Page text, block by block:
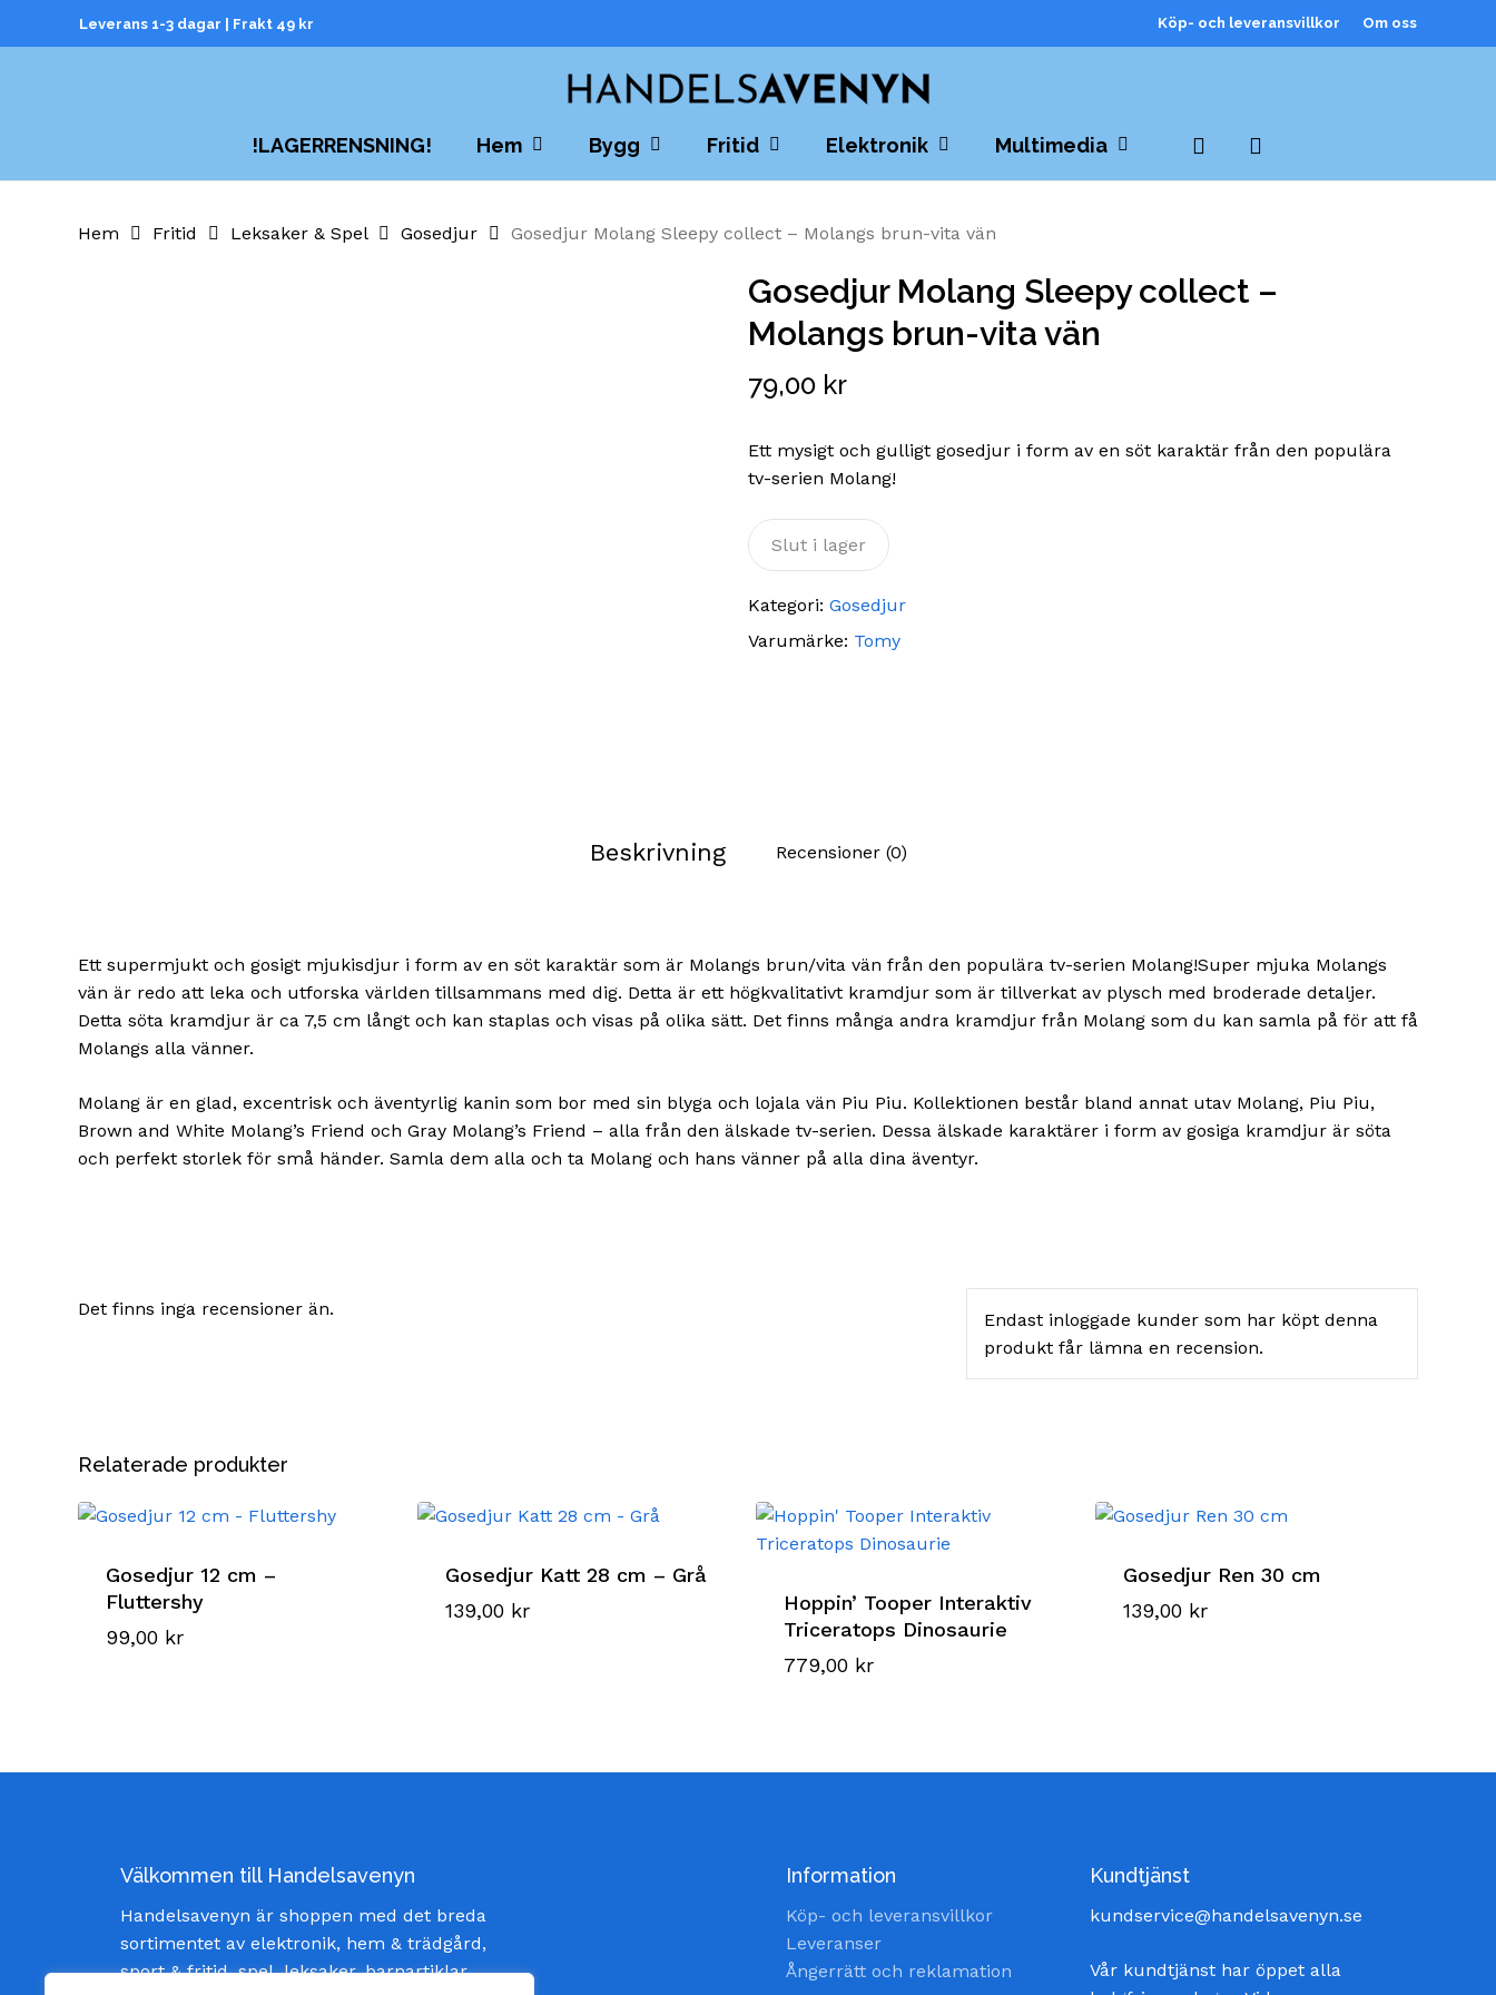
Leverans 1-3 dagar | Frakt 49 kr Köp- och leveransvillkor Om oss
!LAGERRENSNING! Hem Bygg Fritid Elektronik Multimedia search
Cart Close
Hem Fritid Leksaker & Spel Gosedjur Gosedjur Molang Sleepy collect – Molangs brun-vita vän
Gosedjur Molang Sleepy collect –
Molangs brun-vita vän
79,00 kr
Ett mysigt och gulligt gosedjur i form av en söt karaktär från den populära
tv-serien Molang!
Slut i lager
Kategori: Gosedjur
Varumärke: Tomy
Beskrivning Recensioner (0)
Ett supermjukt och gosigt mjukisdjur i form av en söt karaktär som är Molangs brun/vita vän från den populära tv-serien Molang!Super mjuka Molangs
vän är redo att leka och utforska världen tillsammans med dig. Detta är ett högkvalitativt kramdjur som är tillverkat av plysch med broderade detaljer.
Detta söta kramdjur är ca 7,5 cm långt och kan staplas och visas på olika sätt. Det finns många andra kramdjur från Molang som du kan samla på för att få
Molangs alla vänner.
Molang är en glad, excentrisk och äventyrlig kanin som bor med sin blyga och lojala vän Piu Piu. Kollektionen består bland annat utav Molang, Piu Piu,
Brown and White Molang’s Friend och Gray Molang’s Friend – alla från den älskade tv-serien. Dessa älskade karaktärer i form av gosiga kramdjur är söta
och perfekt storlek för små händer. Samla dem alla och ta Molang och hans vänner på alla dina äventyr.
Det finns inga recensioner än.
Endast inloggade kunder som har köpt denna
produkt får lämna en recension.
Relaterade produkter
Gosedjur 12 cm –
Fluttershy
99,00 kr
Gosedjur Katt 28 cm – Grå
139,00 kr
Hoppin’ Tooper Interaktiv
Triceratops Dinosaurie
779,00 kr
Gosedjur Ren 30 cm
139,00 kr
Välkommen till Handelsavenyn
Handelsavenyn är shoppen med det breda
sortimentet av elektronik, hem & trädgård,
sport & fritid, spel, leksaker, barnartiklar
Information
Köp- och leveransvillkor
Leveranser
Ångerrätt och reklamation
Kundtjänst
kundservice@handelsavenyn.se
Vår kundtjänst har öppet alla